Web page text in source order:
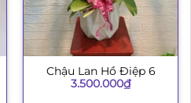
Chậu Lan Hồ Điệp 6
3.500.000₫